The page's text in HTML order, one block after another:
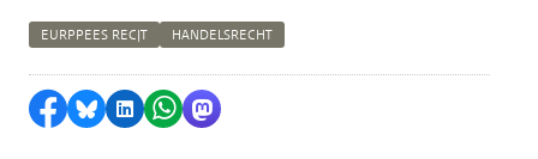
EURPPEES RECJT HANDELSRECHT
Delen op Facebook
Delen via Bluesky
Delen op LinkedIn
Delen via WhatsApp
Delen via Mastodon